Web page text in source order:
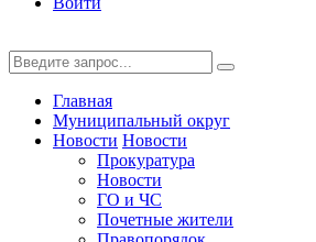
Главная
Муниципальный округ
Новости Новости
Прокуратура
Новости
ГО и ЧС
Почетные жители